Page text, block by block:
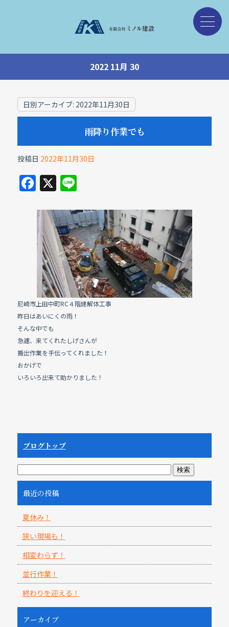
2022 11月 30
日別アーカイブ: 2022年11月30日
雨降り作業でも
投稿日 2022年11月30日
F
c
e
b
o
o
k
X Li
e
尼崎市上田中町RC４階建解体工事
昨日はあいにくの雨！
そんな中でも
急遽、来てくれたしげさんが
搬出作業を手伝ってくれました！
おかげで
いろいろ出来て助かりました！
ブログトップ
最近の投稿
夏休み！
狭い現場も！
相変わらず！
並行作業！
終わりを迎える！
アーカイブ